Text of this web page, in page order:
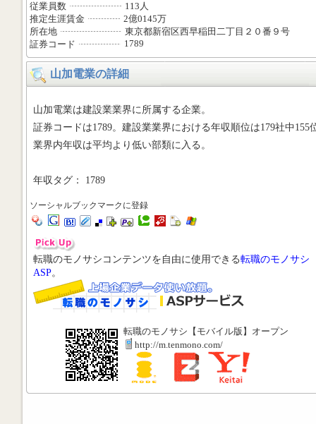
従業員数
113人
推定生涯賃金
2億0145万
所在地
東京都新宿区西早稲田二丁目２０番９号
証券コード
1789
山加電業の詳細
山加電業は建設業業界に所属する企業。
証券コードは1789。建設業業界における年収順位は179社中155
業界内年収は平均より低い部類に入る。
年収タグ： 1789
ソーシャルブックマークに登録
転職のモノサシコンテンツを自由に使用できる転職のモノサシ
ASP。
転職のモノサシ【モバイル版】オープン
http://m.tenmono.com/